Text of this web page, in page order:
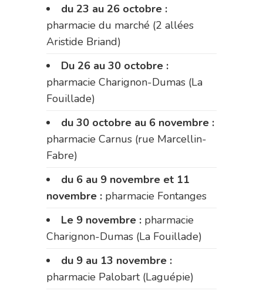
du 23 au 26 octobre :
pharmacie du marché (2 allées
Aristide Briand)
Du 26 au 30 octobre :
pharmacie Charignon-Dumas (La
Fouillade)
du 30 octobre au 6 novembre :
pharmacie Carnus (rue Marcellin-
Fabre)
du 6 au 9 novembre et 11
novembre : pharmacie Fontanges
Le 9 novembre : pharmacie
Charignon-Dumas (La Fouillade)
du 9 au 13 novembre :
pharmacie Palobart (Laguépie)